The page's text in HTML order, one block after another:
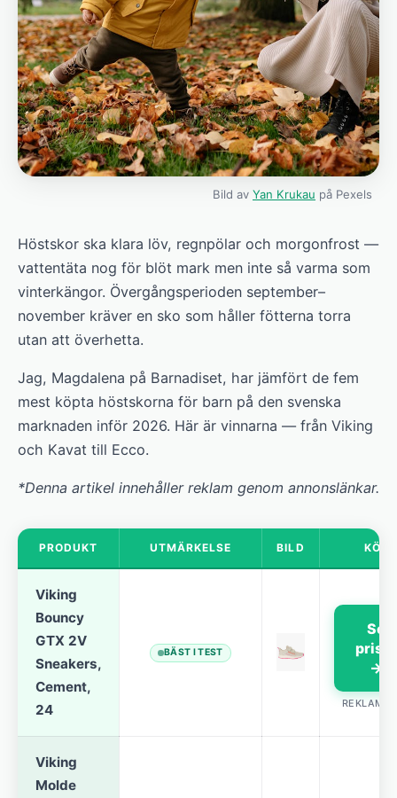
Bild av Yan Krukau på Pexels
Höstskor ska klara löv, regnpölar och morgonfrost —
vattentäta nog för blöt mark men inte så varma som
vinterkängor. Övergångsperioden september–
november kräver en sko som håller fötterna torra
utan att överhetta.
Jag, Magdalena på Barnadiset, har jämfört de fem
mest köpta höstskorna för barn på den svenska
marknaden inför 2026. Här är vinnarna — från Viking
och Kavat till Ecco.
*Denna artikel innehåller reklam genom annonslänkar.
PRODUKT UTMÄRKELSE BILD KÖP
Viking
Bouncy
GTX 2V
Sneakers,
Cement,
24
BÄST I TEST
Se
priset
→
Viking
Molde